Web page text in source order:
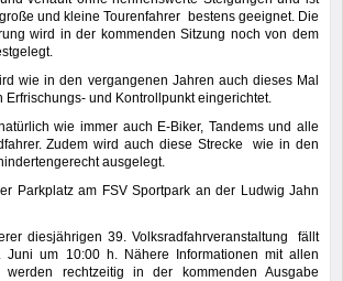
und kleine Tourenfahrer bestens geeignet. Die
wird in der kommenden Sitzung noch von dem
wie in den vergangenen Jahren auch dieses Mal
Erfrischungs- und Kontrollpunkt eingerichtet.
wie immer auch E-Biker, Tandems und alle
Zudem wird auch diese Strecke wie in den
ausgelegt.
Parkplatz am FSV Sportpark an der Ludwig Jahn
diesjährigen 39. Volksradfahrveranstaltung fällt
Juni um 10:00 h. Nähere Informationen mit allen
werden rechtzeitig in der kommenden Ausgabe